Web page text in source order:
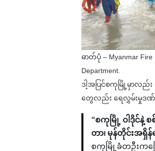
ဓာတ်ပုံ – Myanmar Fire
Department.
ဒါ့အပြင်စကုမြို့မှာလည်း
တွေလည်း ရေလွှမ်းမှုဒ
“စကုမြို့ ဝါဒိုင်နဲ့
တာ၊ မုန်တိုင်းအရှိ
စကုမြို့ခံတဦးကပ